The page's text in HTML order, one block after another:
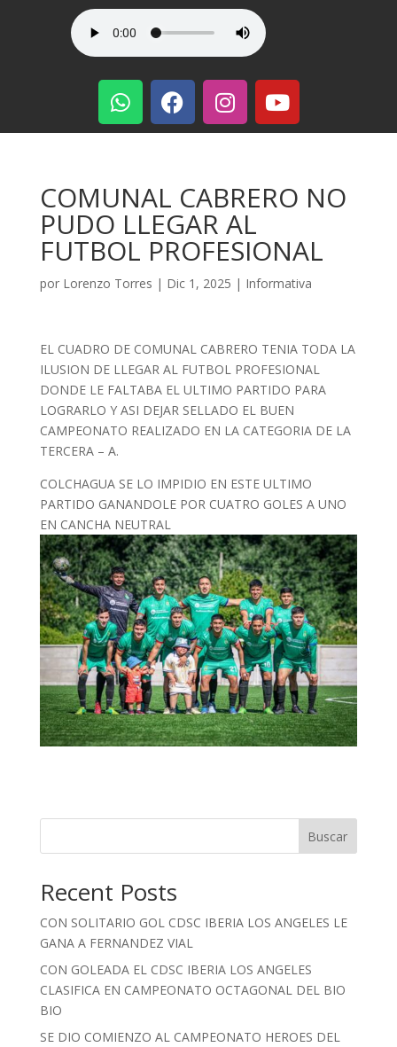
COMUNAL CABRERO NO
PUDO LLEGAR AL
FUTBOL PROFESIONAL
por Lorenzo Torres | Dic 1, 2025 | Informativa
EL CUADRO DE COMUNAL CABRERO TENIA TODA LA
ILUSION DE LLEGAR AL FUTBOL PROFESIONAL
DONDE LE FALTABA EL ULTIMO PARTIDO PARA
LOGRARLO Y ASI DEJAR SELLADO EL BUEN
CAMPEONATO REALIZADO EN LA CATEGORIA DE LA
TERCERA – A.
COLCHAGUA SE LO IMPIDIO EN ESTE ULTIMO
PARTIDO GANANDOLE POR CUATRO GOLES A UNO
EN CANCHA NEUTRAL
Buscar
Recent Posts
CON SOLITARIO GOL CDSC IBERIA LOS ANGELES LE
GANA A FERNANDEZ VIAL
CON GOLEADA EL CDSC IBERIA LOS ANGELES
CLASIFICA EN CAMPEONATO OCTAGONAL DEL BIO
BIO
SE DIO COMIENZO AL CAMPEONATO HEROES DEL